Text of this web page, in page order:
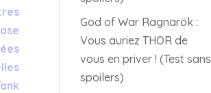
God of War Ragnarök :
Vous auriez THOR de
vous en priver ! (Test sans
spoilers)